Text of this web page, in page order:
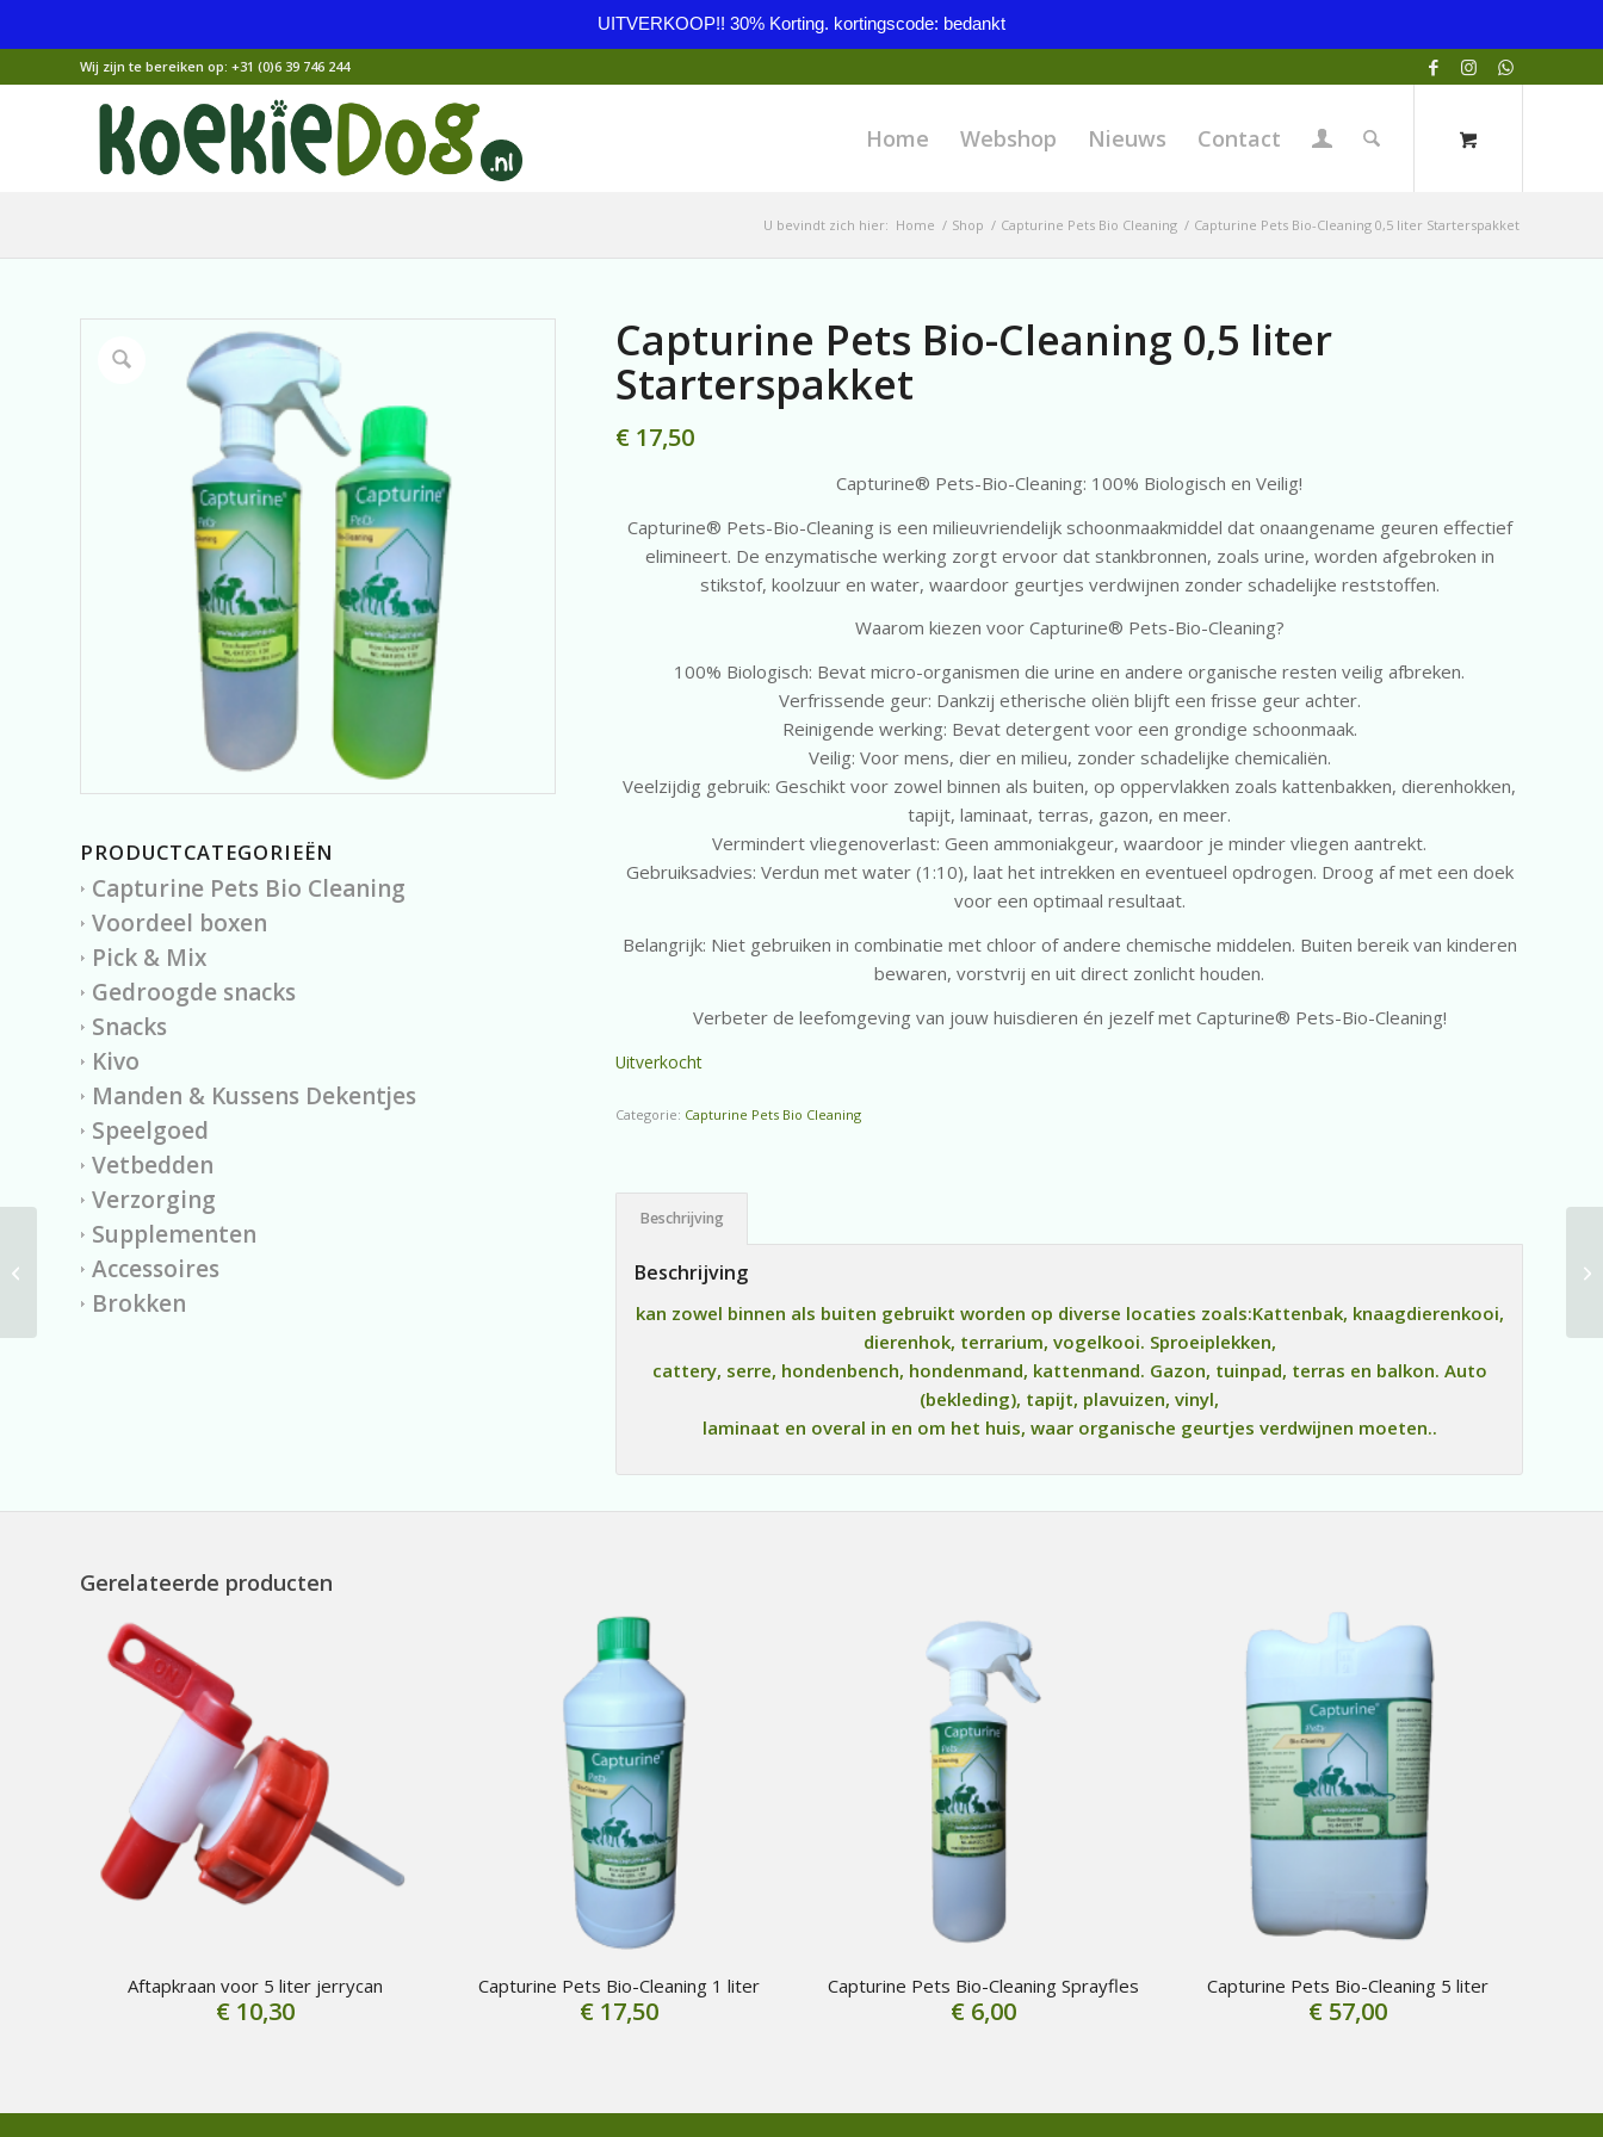
UITVERKOOP!! 30% Korting. kortingscode: bedankt
Wij zijn te bereiken op: +31 (0)6 39 746 244
Home Webshop Nieuws Contact
U bevindt zich hier: Home / Shop / Capturine Pets Bio Cleaning / Capturine Pets Bio-Cleaning 0,5 liter Starterspakket
PRODUCTCATEGORIEËN
Capturine Pets Bio Cleaning
Voordeel boxen
Pick & Mix
Gedroogde snacks
Snacks
Kivo
Manden & Kussens Dekentjes
Speelgoed
Vetbedden
Verzorging
Supplementen
Accessoires
Brokken
Capturine Pets Bio-Cleaning 0,5 liter
Starterspakket
€ 17,50
Capturine® Pets-Bio-Cleaning: 100% Biologisch en Veilig!
Capturine® Pets-Bio-Cleaning is een milieuvriendelijk schoonmaakmiddel dat onaangename geuren effectief
elimineert. De enzymatische werking zorgt ervoor dat stankbronnen, zoals urine, worden afgebroken in
stikstof, koolzuur en water, waardoor geurtjes verdwijnen zonder schadelijke reststoffen.
Waarom kiezen voor Capturine® Pets-Bio-Cleaning?
100% Biologisch: Bevat micro-organismen die urine en andere organische resten veilig afbreken.
Verfrissende geur: Dankzij etherische oliën blijft een frisse geur achter.
Reinigende werking: Bevat detergent voor een grondige schoonmaak.
Veilig: Voor mens, dier en milieu, zonder schadelijke chemicaliën.
Veelzijdig gebruik: Geschikt voor zowel binnen als buiten, op oppervlakken zoals kattenbakken, dierenhokken,
tapijt, laminaat, terras, gazon, en meer.
Vermindert vliegenoverlast: Geen ammoniakgeur, waardoor je minder vliegen aantrekt.
Gebruiksadvies: Verdun met water (1:10), laat het intrekken en eventueel opdrogen. Droog af met een doek
voor een optimaal resultaat.
Belangrijk: Niet gebruiken in combinatie met chloor of andere chemische middelen. Buiten bereik van kinderen
bewaren, vorstvrij en uit direct zonlicht houden.
Verbeter de leefomgeving van jouw huisdieren én jezelf met Capturine® Pets-Bio-Cleaning!
Uitverkocht
Categorie: Capturine Pets Bio Cleaning
Beschrijving
Beschrijving
kan zowel binnen als buiten gebruikt worden op diverse locaties zoals:Kattenbak, knaagdierenkooi,
dierenhok, terrarium, vogelkooi. Sproeiplekken,
cattery, serre, hondenbench, hondenmand, kattenmand. Gazon, tuinpad, terras en balkon. Auto
(bekleding), tapijt, plavuizen, vinyl,
laminaat en overal in en om het huis, waar organische geurtjes verdwijnen moeten..
Gerelateerde producten
Aftapkraan voor 5 liter jerrycan
€10,30
Capturine Pets Bio-Cleaning 1 liter
€ 17,50
Capturine Pets Bio-Cleaning Sprayfles
€ 6,00
Capturine Pets Bio-Cleaning 5 liter
€ 57,00
Buffeloren met pit 10